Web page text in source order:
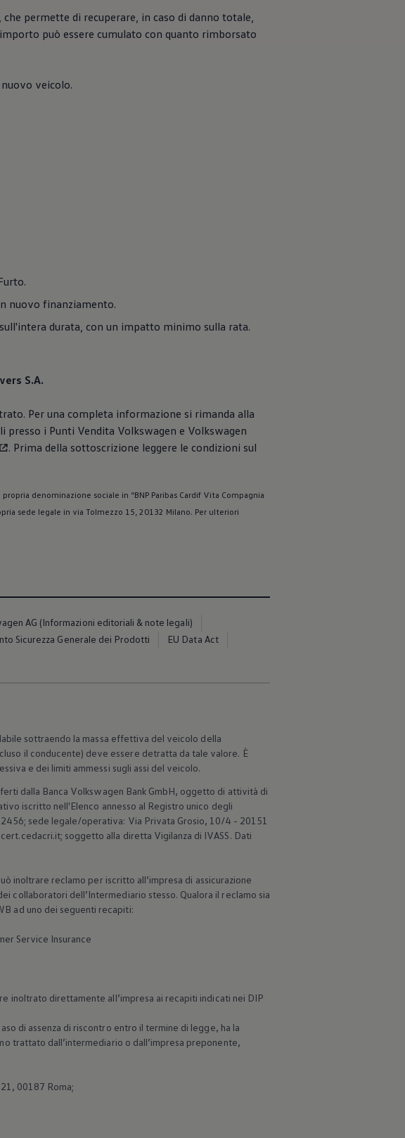
permette di recuperare, in caso di danno totale,
può essere cumulato con quanto rimborsato
veicolo.
nuovo finanziamento.
durata, con un impatto minimo sulla rata.
S.A.
Per una completa informazione si rimanda alla
presso i Punti Vendita Volkswagen e Volkswagen
. Prima della sottoscrizione leggere le condizioni sul
denominazione sociale in “BNP Paribas Cardif Vita Compagnia
sede legale in via Tolmezzo 15, 20132 Milano. Per ulteriori
AG (Informazioni editoriali & note legali)
Sicurezza Generale dei Prodotti
EU Data Act
sottraendo la massa effettiva del veicolo della
il conducente) deve essere detratta da tale valore. È
e dei limiti ammessi sugli assi del veicolo.
dalla Banca Volkswagen Bank GmbH, oggetto di attività di
iscritto nell'Elenco annesso al Registro unico degli
sede legale/operativa: Via Privata Grosio, 10/4 - 20151
soggetto alla diretta Vigilanza di IVASS. Dati
inoltrare reclamo per iscritto all’impresa di assicurazione
collaboratori dell’Intermediario stesso. Qualora il reclamo sia
ad uno dei seguenti recapiti:
Service Insurance
inoltrato direttamente all’impresa ai recapiti indicati nei DIP
di assenza di riscontro entro il termine di legge, ha la
trattato dall’intermediario o dall’impresa preponente,
00187 Roma;